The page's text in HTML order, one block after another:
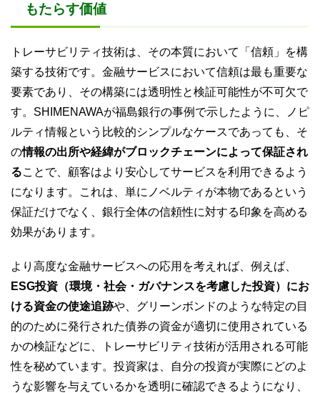
もたらす価値
トレーサビリティ技術は、その本質において「信頼」を構
築する技術です。金融サービスにおいて信頼は最も重要な
要素であり、その構築には透明性と検証可能性が不可欠で
す。SHIMENAWAが福島銀行の事例で示したように、ノピ
ルティ情報という比較的シンプルなケースであっても、そ
の情報の出所や経緯がブロックチェーンによって保証され
ることで、顧客はより安心してサービスを利用できるよう
になります。これは、単にノベルティが本物であるという
保証だけでなく、銀行全体の信頼性に対する印象を高める
効果があります。
より高度な金融サービスへの応用を考えれば、例えば、
ESG投資（環境・社会・ガバナンスを考慮した投資）にお
ける資金の使途追跡や、グリーンボンドのような特定の目
的のために発行された債券の資金が適切に使用されている
かの検証などに、トレーサビリティ技術が活用される可能
性を秘めています。投資家は、自分の投資が実際にどのよ
うな影響を与えているかを透明に確認できるようになり、